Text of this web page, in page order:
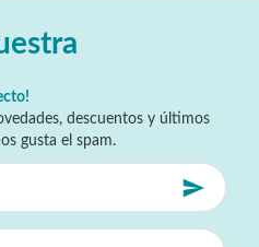
descuentos y últimos
gusta el spam.